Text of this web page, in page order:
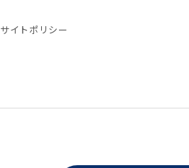
サイトポリシー